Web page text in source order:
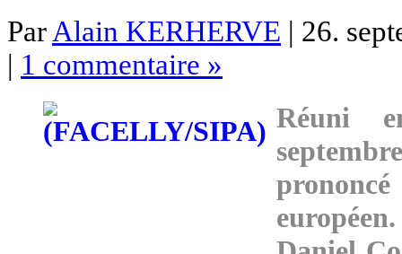
Par Alain KERHERVE | 26.
| 1 commentaire »
Réuni